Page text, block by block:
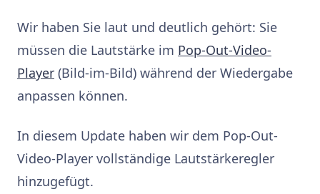
Wir haben Sie laut und deutlich gehört: Sie
müssen die Lautstärke im Pop-Out-Video-
Player (Bild-im-Bild) während der Wiedergabe
anpassen können.
In diesem Update haben wir dem Pop-Out-
Video-Player vollständige Lautstärkeregler
hinzugefügt.